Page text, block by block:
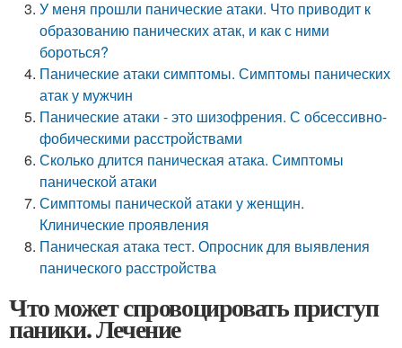
У меня прошли панические атаки. Что приводит к
образованию панических атак, и как с ними
бороться?
Панические атаки симптомы. Симптомы панических
атак у мужчин
Панические атаки - это шизофрения. С обсессивно-
фобическими расстройствами
Сколько длится паническая атака. Симптомы
панической атаки
Симптомы панической атаки у женщин.
Клинические проявления
Паническая атака тест. Опросник для выявления
панического расстройства
Что может спровоцировать приступ
паники. Лечение